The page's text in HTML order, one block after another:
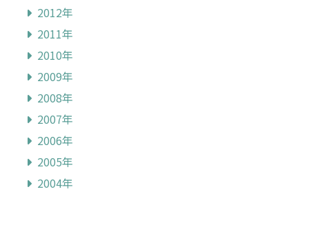
2012年
2011年
2010年
2009年
2008年
2007年
2006年
2005年
2004年